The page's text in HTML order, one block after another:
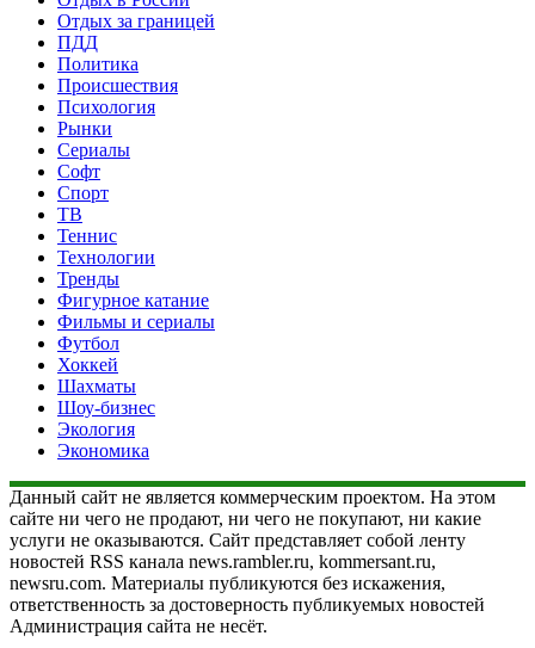
Отдых за границей
ПДД
Политика
Происшествия
Психология
Рынки
Сериалы
Софт
Спорт
ТВ
Теннис
Технологии
Тренды
Фигурное катание
Фильмы и сериалы
Футбол
Хоккей
Шахматы
Шоу-бизнес
Экология
Экономика
Данный сайт не является коммерческим проектом. На этом
сайте ни чего не продают, ни чего не покупают, ни какие
услуги не оказываются. Сайт представляет собой ленту
новостей RSS канала news.rambler.ru, kommersant.ru,
newsru.com. Материалы публикуются без искажения,
ответственность за достоверность публикуемых новостей
Администрация сайта не несёт.